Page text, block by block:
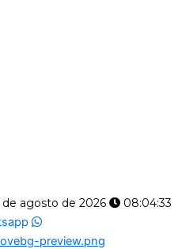
agosto de 2026
08:04:34